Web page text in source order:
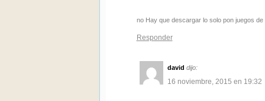
no Hay que descargar lo solo pon juegos de
Responder
david dijo:
16 noviembre, 2015 en 19:32